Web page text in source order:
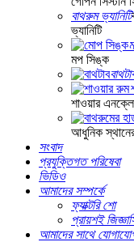
বাথরুম ভ্যানিটি
ভ্যানিটি
মপ সিঙ্ক
শাওয়ার
আধুনিক
সংবাদ
প্রযুক্তিগত পরিষেবা
ভিডিও
আমাদের সম্পর্কে
ফ্যাক্টরি শো
প্রায়শই
আমাদের সাথে